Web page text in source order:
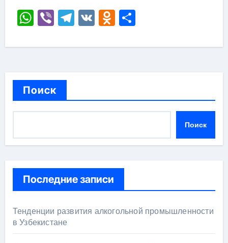
WhatsApp
ViberTelegram
VKOdnoklassniki
Отправить
Поиск
Поиск
Последние записи
Тенденции развития алкогольной промышленности
в Узбекистане